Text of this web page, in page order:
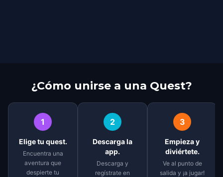
¿Cómo unirse a una Quest?
1
Elige tu quest.
Encuentra una
aventura que
despierte tu
2
Descarga la
app.
Descarga y
regístrate en
3
Empieza y
diviértete.
Ve al punto de
salida y ¡a jugar!